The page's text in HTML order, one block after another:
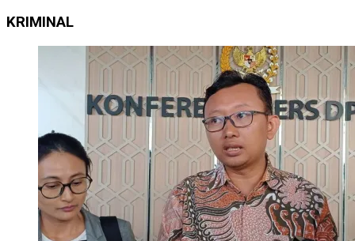
KRIMINAL